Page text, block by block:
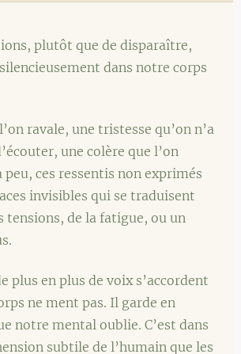
plutôt que de disparaître,
dans notre corps
ravale, une tristesse qu’on n’a
une colère que l’on
peu, ces ressentis non exprimés
invisibles qui se traduisent
tensions, de la fatigue, ou un
plus en plus de voix s’accordent
ne ment pas. Il garde en
notre mental oublie. C’est dans
subtile de l’humain que les